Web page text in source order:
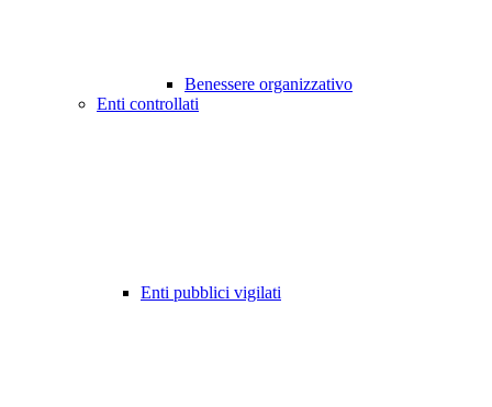
Benessere organizzativo
Enti controllati
Enti pubblici vigilati